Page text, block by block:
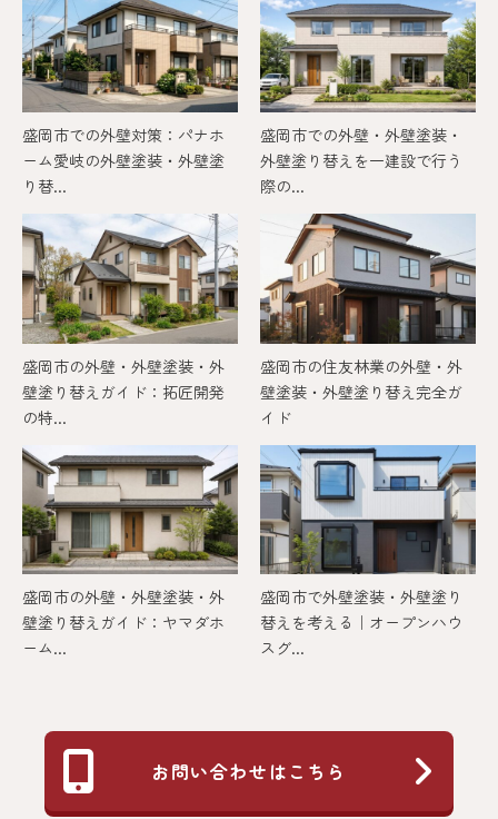
盛岡市での外壁対策：パナホ
ーム愛岐の外壁塗装・外壁塗
り替...
盛岡市での外壁・外壁塗装・
外壁塗り替えを一建設で行う
際の...
盛岡市の外壁・外壁塗装・外
壁塗り替えガイド：拓匠開発
の特...
盛岡市の住友林業の外壁・外
壁塗装・外壁塗り替え完全ガ
イド
盛岡市の外壁・外壁塗装・外
壁塗り替えガイド：ヤマダホ
ーム...
盛岡市で外壁塗装・外壁塗り
替えを考える｜オープンハウ
スグ...
お問い合わせはこちら